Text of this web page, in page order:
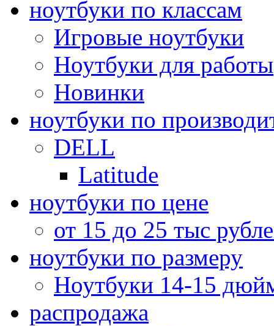
ноутбуки по классам
Игровые ноутбуки
Ноутбуки для работы
Новинки
ноутбуки по
DELL
Latitude
ноутбуки по цене
от 15 до 25 тыс
ноутбуки по размеру
Ноутбуки 14-15
распродажа